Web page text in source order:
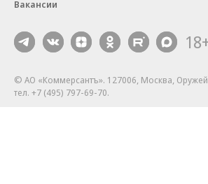
Вакансии
© АО «Коммерсантъ». 127006, Москва,
тел. +7 (495) 797-69-70.